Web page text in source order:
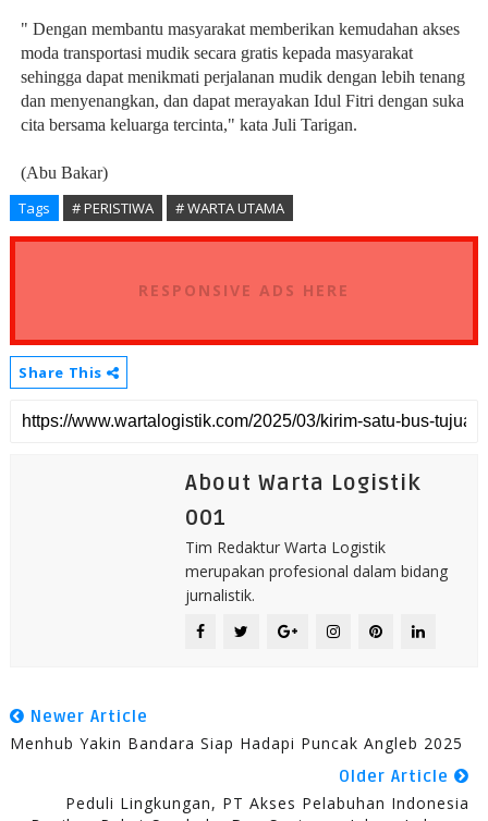
" Dengan membantu masyarakat memberikan kemudahan akses
moda transportasi mudik secara gratis kepada masyarakat
sehingga dapat menikmati perjalanan mudik dengan lebih tenang
dan menyenangkan, dan dapat merayakan Idul Fitri dengan suka
cita bersama keluarga tercinta," kata Juli Tarigan.
(Abu Bakar)
Tags # PERISTIWA # WARTA UTAMA
RESPONSIVE ADS HERE
Share This
About Warta Logistik
001
Tim Redaktur Warta Logistik
merupakan profesional dalam bidang
jurnalistik.
Newer Article
Menhub Yakin Bandara Siap Hadapi Puncak Angleb 2025
Older Article
Peduli Lingkungan, PT Akses Pelabuhan Indonesia